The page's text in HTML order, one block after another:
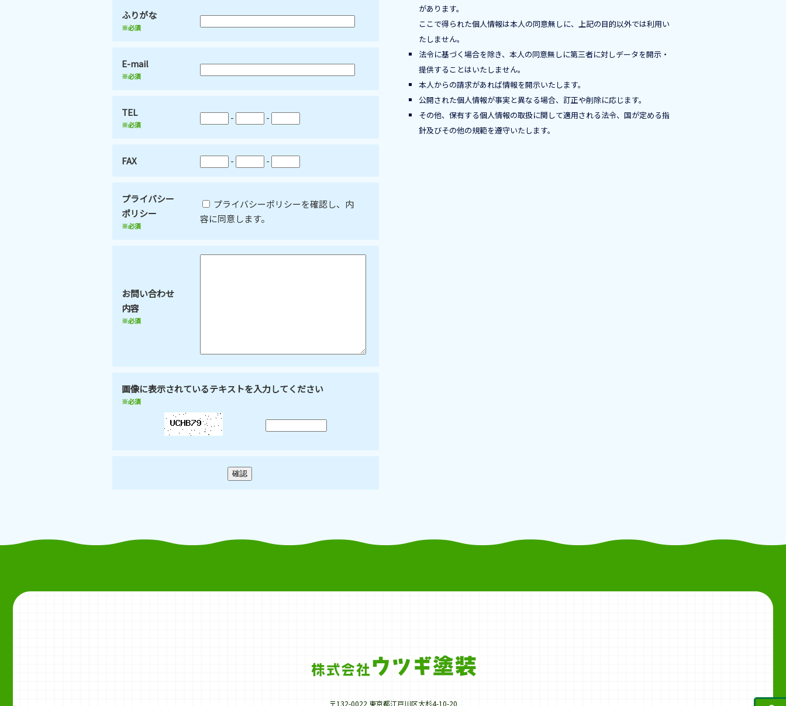
ふりがな
※必須
E-mail
※必須
TEL
※必須
- -
FAX - -
プライバシー
ポリシー
※必須
プライバシーポリシーを確認し、内
容に同意します。
お問い合わせ
内容
※必須
画像に表示されているテキストを入力してください
※必須
があります。
ここで得られた個人情報は本人の同意無しに、上記の目的以外では利用い
たしません。
法令に基づく場合を除き、本人の同意無しに第三者に対しデータを開示・
提供することはいたしません。
本人からの請求があれば情報を開示いたします。
公開された個人情報が事実と異なる場合、訂正や削除に応じます。
その他、保有する個人情報の取扱に関して適用される法令、国が定める指
針及びその他の規範を遵守いたします。
〒132-0022 東京都江戸川区大杉4-10-20